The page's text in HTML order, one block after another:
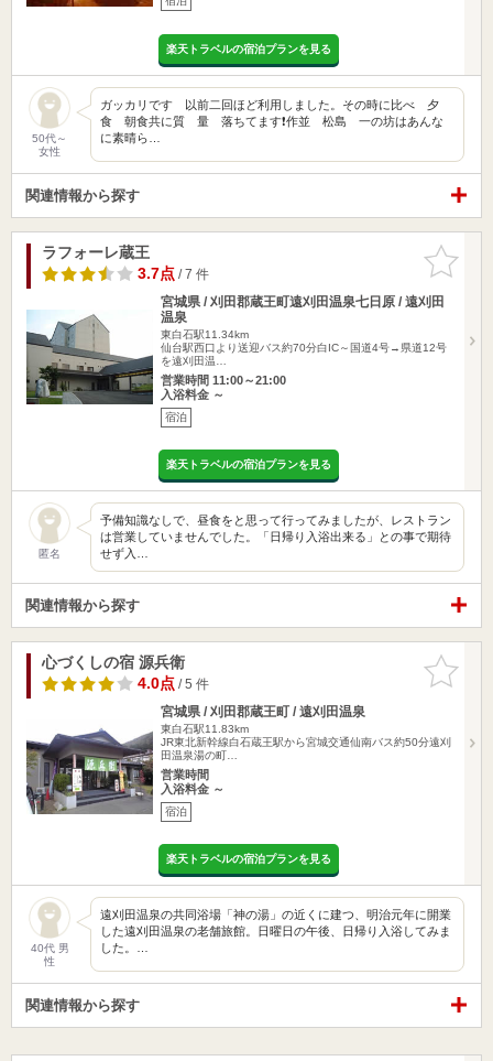
楽天トラベルの宿泊プランを見る
50代～
女性
ガッカリです 以前二回ほど利用しました。その時に比べ 夕
食 朝食共に質 量 落ちてます❗作並 松島 一の坊はあんな
に素晴ら…
関連情報から探す
お気に入
りに追加
ラフォーレ蔵王
3.7点 / 7 件
宮城県 / 刈田郡蔵王町遠刈田温泉七日原 / 遠刈田
温泉
東白石駅11.34km
仙台駅西口より送迎バス約70分白IC～国道4号→県道12号
を遠刈田温…
営業時間 11:00～21:00
入浴料金 ～
宿泊
楽天トラベルの宿泊プランを見る
匿名
予備知識なしで、昼食をと思って行ってみましたが、レストラン
は営業していませんでした。「日帰り入浴出来る」との事で期待
せず入…
関連情報から探す
お気に入
りに追加
心づくしの宿 源兵衛
4.0点 / 5 件
宮城県 / 刈田郡蔵王町 / 遠刈田温泉
東白石駅11.83km
JR東北新幹線白石蔵王駅から宮城交通仙南バス約50分遠刈
田温泉湯の町…
営業時間
入浴料金 ～
宿泊
楽天トラベルの宿泊プランを見る
40代 男
性
遠刈田温泉の共同浴場「神の湯」の近くに建つ、明治元年に開業
した遠刈田温泉の老舗旅館。日曜日の午後、日帰り入浴してみま
した。…
関連情報から探す